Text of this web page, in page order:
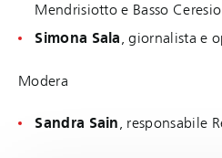
Mendrisiotto e Basso Ceresio
Simona Sala, giornalista e
Modera
Sandra Sain, responsabile